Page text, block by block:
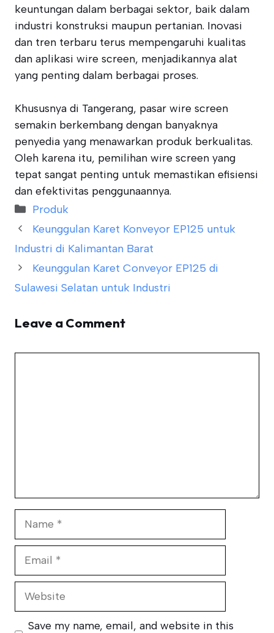
keuntungan dalam berbagai sektor, baik dalam
industri konstruksi maupun pertanian. Inovasi
dan tren terbaru terus mempengaruhi kualitas
dan aplikasi wire screen, menjadikannya alat
yang penting dalam berbagai proses.
Khususnya di Tangerang, pasar wire screen
semakin berkembang dengan banyaknya
penyedia yang menawarkan produk berkualitas.
Oleh karena itu, pemilihan wire screen yang
tepat sangat penting untuk memastikan efisiensi
dan efektivitas penggunaannya.
Categories
Produk
Keunggulan Karet Konveyor EP125 untuk
Industri di Kalimantan Barat
Keunggulan Karet Conveyor EP125 di
Sulawesi Selatan untuk Industri
Leave a Comment
Website
Save my name, email, and website in this